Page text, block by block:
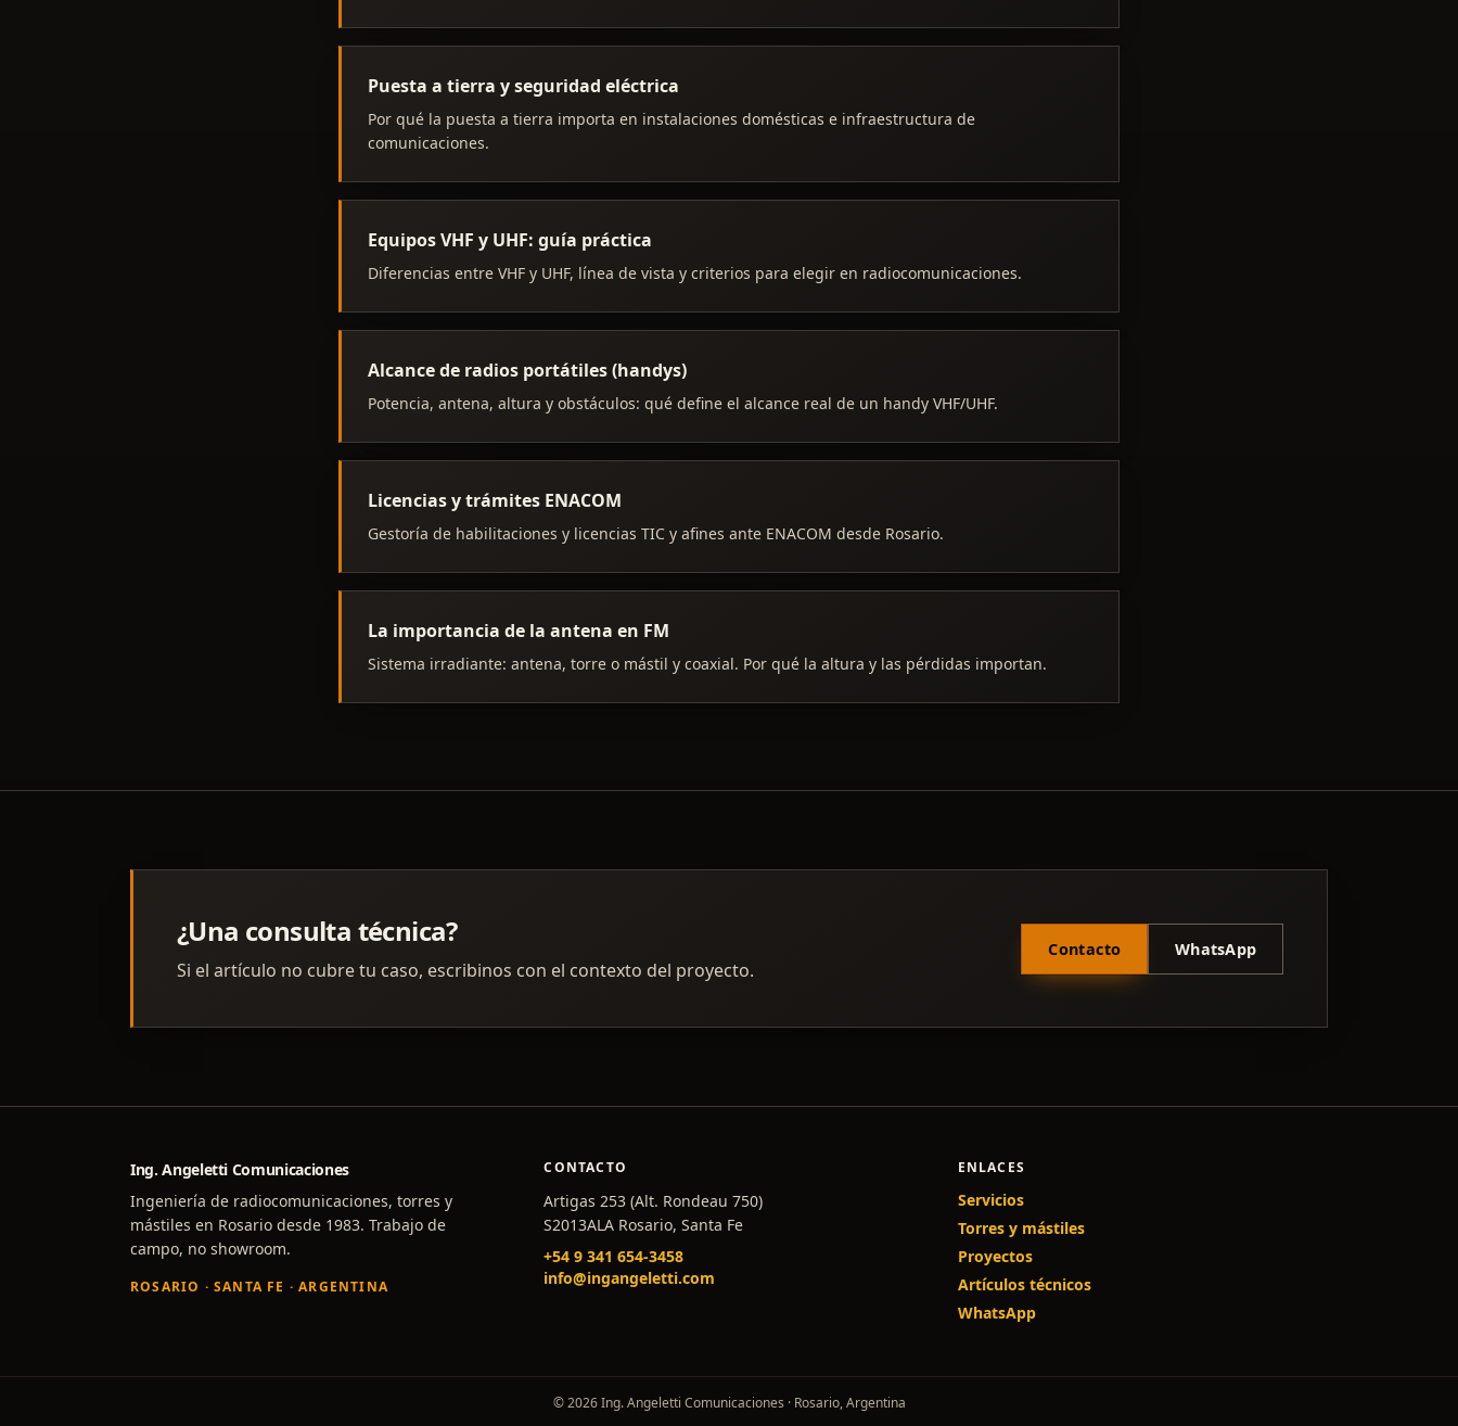
Puesta a tierra y seguridad eléctrica
Por qué la puesta a tierra importa en instalaciones domésticas e infraestructura de
comunicaciones.
Equipos VHF y UHF: guía práctica
Diferencias entre VHF y UHF, línea de vista y criterios para elegir en radiocomunicaciones.
Alcance de radios portátiles (handys)
Potencia, antena, altura y obstáculos: qué define el alcance real de un handy VHF/UHF.
Licencias y trámites ENACOM
Gestoría de habilitaciones y licencias TIC y afines ante ENACOM desde Rosario.
La importancia de la antena en FM
Sistema irradiante: antena, torre o mástil y coaxial. Por qué la altura y las pérdidas importan.
¿Una consulta técnica?
Si el artículo no cubre tu caso, escribinos con el contexto del proyecto.
Contacto WhatsApp
Ing. Angeletti Comunicaciones
Ingeniería de radiocomunicaciones, torres y
mástiles en Rosario desde 1983. Trabajo de
campo, no showroom.
ROSARIO · SANTA FE · ARGENTINA
CONTACTO
Artigas 253 (Alt. Rondeau 750)
S2013ALA Rosario, Santa Fe
+54 9 341 654-3458
info@ingangeletti.com
ENLACES
Servicios
Torres y mástiles
Proyectos
Artículos técnicos
WhatsApp
© 2026 Ing. Angeletti Comunicaciones · Rosario, Argentina